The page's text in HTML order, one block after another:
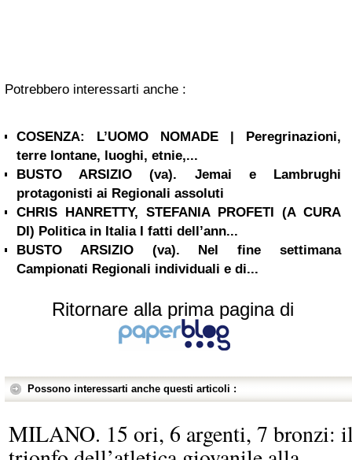
Potrebbero interessarti anche :
COSENZA: L’UOMO NOMADE | Peregrinazioni,
terre lontane, luoghi, etnie,...
BUSTO ARSIZIO (va). Jemai e Lambrughi
protagonisti ai Regionali assoluti
CHRIS HANRETTY, STEFANIA PROFETI (A CURA
DI) Politica in Italia I fatti dell’ann...
BUSTO ARSIZIO (va). Nel fine settimana
Campionati Regionali individuali e di...
Ritornare alla prima pagina di
Possono interessarti anche questi articoli :
MILANO. 15 ori, 6 argenti, 7 bronzi: